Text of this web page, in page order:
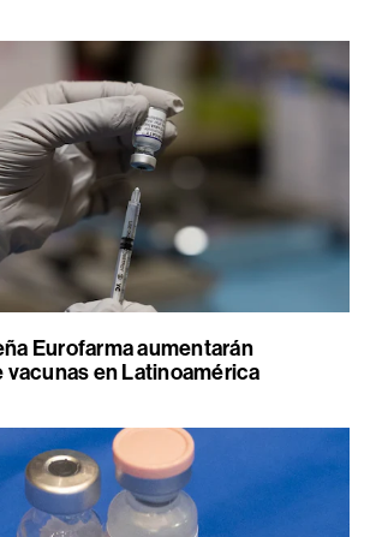
Eurofarma aumentarán
en Latinoamérica